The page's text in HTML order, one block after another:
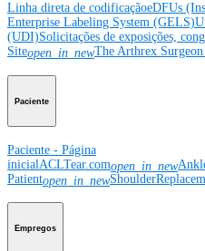
Linha direta de codificaçãoeDFUs
Enterprise Labeling System (GELS)
(UDI)Solicitações de exposições,
Siteopen_in_newThe Arthrex
Paciente
Paciente - Página
inicial ACLTear.comopen_in_new
Patientopen_in_new
Empregos